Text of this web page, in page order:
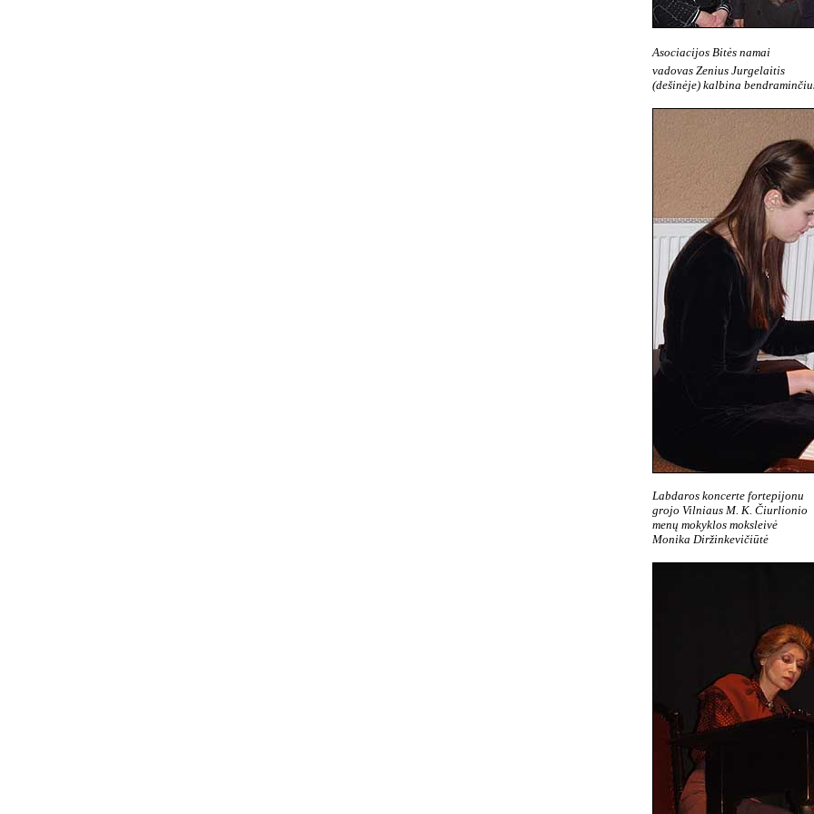
Asociacijos Bitės namai
vadovas Zenius Jurgelaitis
(dešinėje) kalbina
Labdaros koncerte fortepijonu
grojo Vilniaus M. K. Čiurlionio
menų mokyklos moksleivė
Monika Diržinkevičiūtė